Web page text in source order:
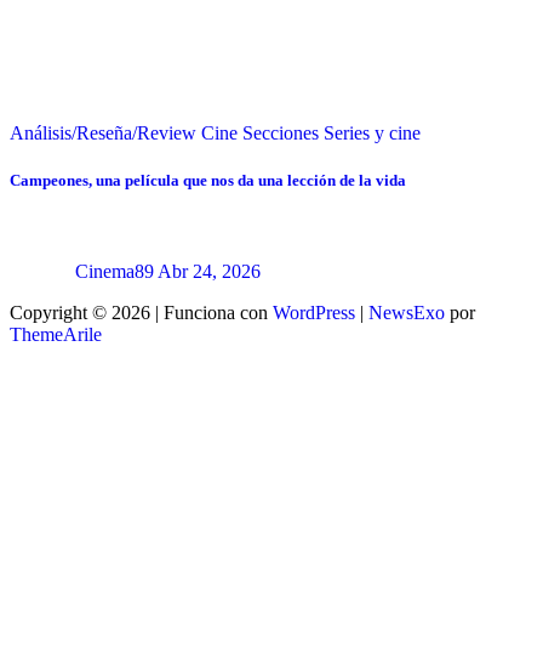
Análisis/Reseña/Review Cine Secciones Series y cine
Campeones, una película que nos da una lección de la vida
Cinema89 Abr 24, 2026
Copyright © 2026 | Funciona con WordPress | NewsExo por
ThemeArile